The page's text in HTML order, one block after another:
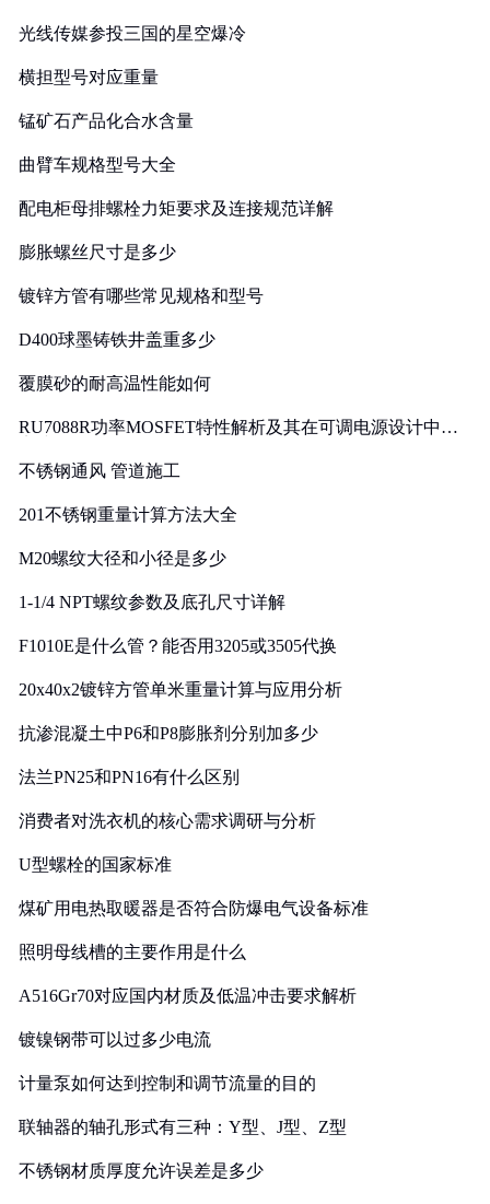
光线传媒参投三国的星空爆冷
横担型号对应重量
锰矿石产品化合水含量
曲臂车规格型号大全
配电柜母排螺栓力矩要求及连接规范详解
膨胀螺丝尺寸是多少
镀锌方管有哪些常见规格和型号
D400球墨铸铁井盖重多少
覆膜砂的耐高温性能如何
RU7088R功率MOSFET特性解析及其在可调电源设计中的
不锈钢通风 管道施工
201不锈钢重量计算方法大全
M20螺纹大径和小径是多少
1-1/4 NPT螺纹参数及底孔尺寸详解
F1010E是什么管？能否用3205或3505代换
20x40x2镀锌方管单米重量计算与应用分析
抗渗混凝土中P6和P8膨胀剂分别加多少
法兰PN25和PN16有什么区别
消费者对洗衣机的核心需求调研与分析
U型螺栓的国家标准
煤矿用电热取暖器是否符合防爆电气设备标准
照明母线槽的主要作用是什么
A516Gr70对应国内材质及低温冲击要求解析
镀镍钢带可以过多少电流
计量泵如何达到控制和调节流量的目的
联轴器的轴孔形式有三种：Y型、J型、Z型
不锈钢材质厚度允许误差是多少